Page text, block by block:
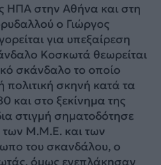
ΗΠΑ στην Αθήνα και στη
ο Γιώργος
για υπεξαίρεση
Κοσκωτά θεωρείται
σκάνδαλο το οποίο
πολιτική σκηνή κατά τα
και στο ξεκίνημα της
στιγμή σηματοδότησε
των Μ.Μ.Ε. και των
του σκανδάλου, ο
όμως ενεπλάκησαν